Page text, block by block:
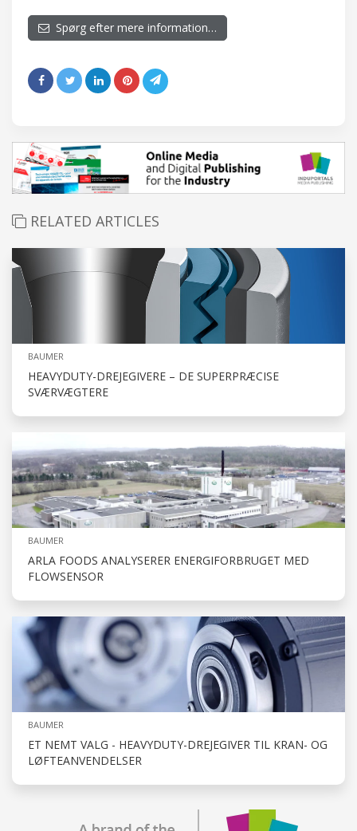
Spørg efter mere information…
RELATED ARTICLES
BAUMER
HEAVYDUTY-DREJEGIVERE – DE SUPERPRÆCISE
SVÆRVÆGTERE
BAUMER
ARLA FOODS ANALYSERER ENERGIFORBRUGET MED
FLOWSENSOR
BAUMER
ET NEMT VALG - HEAVYDUTY-DREJEGIVER TIL KRAN- OG
LØFTEANVENDELSER